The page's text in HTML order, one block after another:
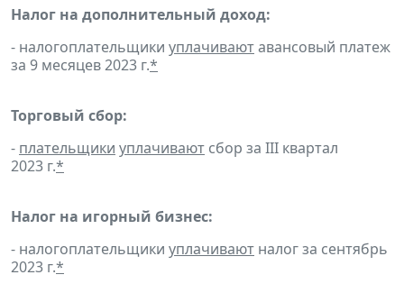
Налог на дополнительный доход:
- налогоплательщики уплачиваютавансовый платеж
за 9 месяцев 2023 г.*
Торговый сбор:
- плательщики уплачивают сбор за III квартал
2023 г.*
Налог на игорный бизнес:
- налогоплательщики уплачивают налог за сентябрь
2023 г.*